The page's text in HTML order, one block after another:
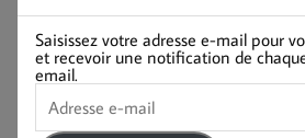
Saisissez votre adresse e-mail pour
et recevoir une notification de
email.
Adresse
e-
mail